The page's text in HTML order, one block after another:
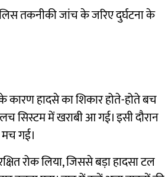
तकनीकी जांच के जरिए दुर्घटना के
कारण हादसे का शिकार होते-होते बच
सिस्टम में खराबी आ गई। इसी दौरान
गई।
रोक लिया, जिससे बड़ा हादसा टल